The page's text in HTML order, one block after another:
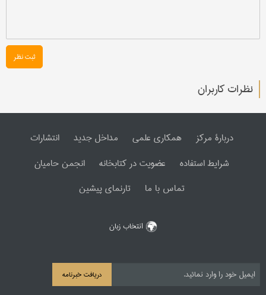
ثبت نظر
نظرات کاربران
دربارۀ مرکز همکاری علمی مداخل جدید
انتشارات
شرایط استفاده
عضویت در کتابخانه
انجمن حامیان
تماس با ما
تارنمای پیشین
انتخاب زبان
دریافت خبرنامه